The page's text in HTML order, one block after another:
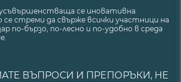
усъвършенстваща се иновативна
стреми да свърже всички участници на
по-бързо, по-лесно и по-удобно в среда
ВЪПРОСИ И ПРЕПОРЪКИ, НЕ